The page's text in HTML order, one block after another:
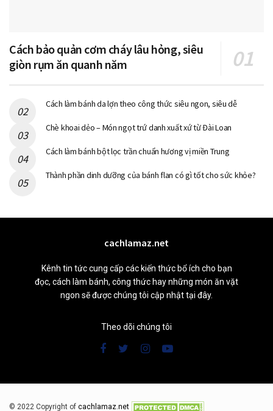
Cách bảo quản cơm cháy lâu hỏng, siêu
giòn rụm ăn quanh năm
Cách làm bánh da lợn theo công thức siêu ngon, siêu dễ
Chè khoai dẻo – Món ngọt trứ danh xuất xứ từ Đài Loan
Cách làm bánh bột lọc trần chuẩn hương vị miền Trung
Thành phần dinh dưỡng của bánh flan có gì tốt cho sức khỏe?
cachlamaz.net
Kênh tin tức cung cấp các kiến thức bổ ích cho bạn
đọc, cách làm bánh, công thức hay những món ăn vặt
ngon sẽ được chúng tôi cập nhật tại đây.
Theo dõi chúng tôi
© 2022 Copyright of cachlamaz.net